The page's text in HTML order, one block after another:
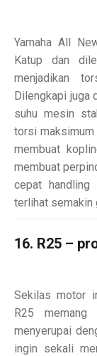
Yamaha All
Katup dan
menjadikan
Dilengkapi juga
suhu mesin
torsi
membuat
membuat
cepat
terlihat semakin
16. R25 –
Sekilas motor
R25
menyerupai
ingin sekali